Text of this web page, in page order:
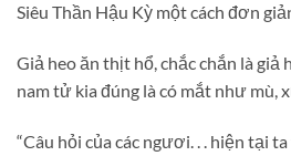
Siêu Thần Hậu Kỳ một cách đơn
Giả heo ăn thịt hổ, chắc chắn là giả
nam tử kia đúng là có mắt như mù,
“Câu hỏi của các ngươi. . . hiện tại